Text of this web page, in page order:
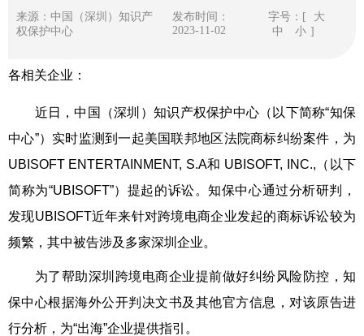
来源：中国（深圳）知识产
权保护中心
发布时间：
2023-11-02
字号：[
大
中
小 ]
各相关企业：
近日，中国（深圳）知识产权保护中心（以下简称“知保
中心”）实时监测到一起美国联邦地区法院商标纠纷案件，为
UBISOFT ENTERTAINMENT, S.A和 UBISOFT, INC.,（以下
简称为“UBISOFT”）提起的诉讼。知保中心通过分析研判，
发现UBISOFT近年来针对跨境电商企业发起的商标诉讼较为
频繁，其中被告涉及多家深圳企业。
为了帮助深圳跨境电商企业提前做好纠纷风险防控，知
保中心根据海外公开判决文书及其他官方信息，对该原告进
行分析，为“出海”企业提供指引。